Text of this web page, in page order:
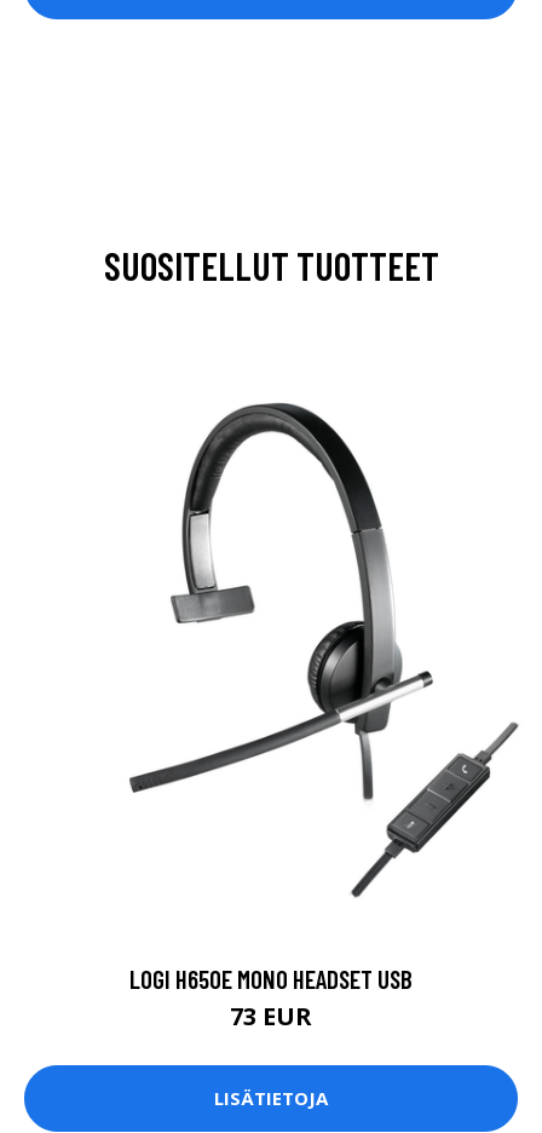
SUOSITELLUT TUOTTEET
LOGI H650E MONO HEADSET USB
73 EUR
LISÄTIETOJA